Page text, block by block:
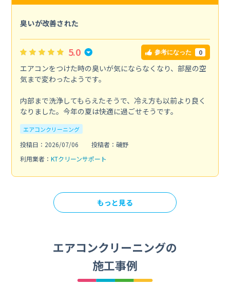
臭いが改善された
5.0 参考になった 0
エアコンをつけた時の臭いが気にならなくなり、部屋の空
気まで変わったようです。
内部まで洗浄してもらえたそうで、冷え方も以前より良く
なりました。今年の夏は快適に過ごせそうです。
エアコンクリーニング
投稿日：2026/07/06
投稿者：磯野
利用業者： KTクリーンサポート
もっと見る
エアコンクリーニングの
施工事例